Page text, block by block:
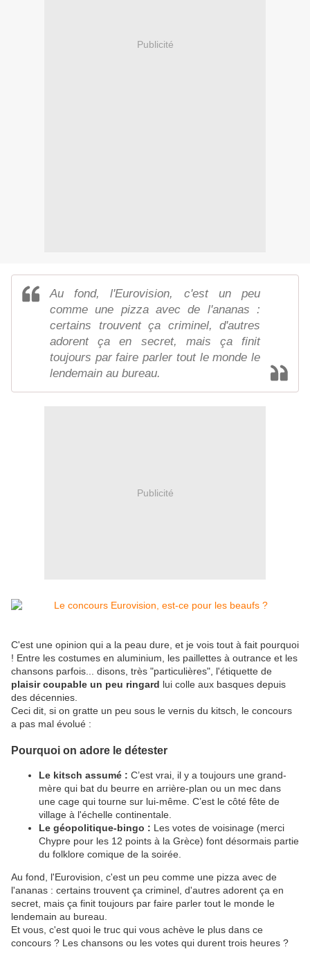
Publicité
​Au fond, l'Eurovision, c'est un peu
comme une pizza avec de l'ananas :
certains trouvent ça criminel, d'autres
adorent ça en secret, mais ça finit
toujours par faire parler tout le monde le
lendemain au bureau.
Publicité
C'est une opinion qui a la peau dure, et je vois tout à fait pourquoi
! Entre les costumes en aluminium, les paillettes à outrance et les
chansons parfois... disons, très "particulières", l'étiquette de
plaisir coupable un peu ringard lui colle aux basques depuis
des décennies.
​Ceci dit, si on gratte un peu sous le vernis du kitsch, le concours
a pas mal évolué :
​Pourquoi on adore le détester
Le kitsch assumé : C’est vrai, il y a toujours une grand-
mère qui bat du beurre en arrière-plan ou un mec dans
une cage qui tourne sur lui-même. C’est le côté fête de
village à l'échelle continentale.
Le géopolitique-bingo : Les votes de voisinage (merci
Chypre pour les 12 points à la Grèce) font désormais partie
du folklore comique de la soirée.
​Au fond, l'Eurovision, c'est un peu comme une pizza avec de
l'ananas : certains trouvent ça criminel, d'autres adorent ça en
secret, mais ça finit toujours par faire parler tout le monde le
lendemain au bureau.
​Et vous, c'est quoi le truc qui vous achève le plus dans ce
concours ? Les chansons ou les votes qui durent trois heures ?